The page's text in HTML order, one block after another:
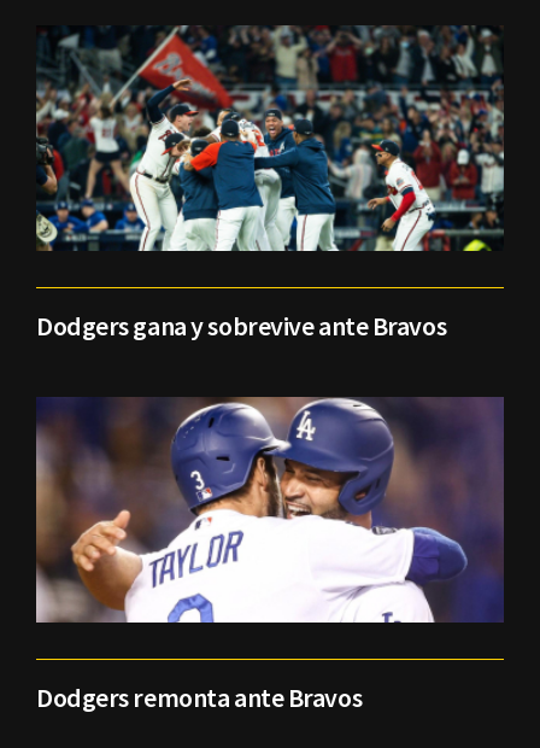
Dodgers gana y sobrevive ante Bravos
Dodgers remonta ante Bravos